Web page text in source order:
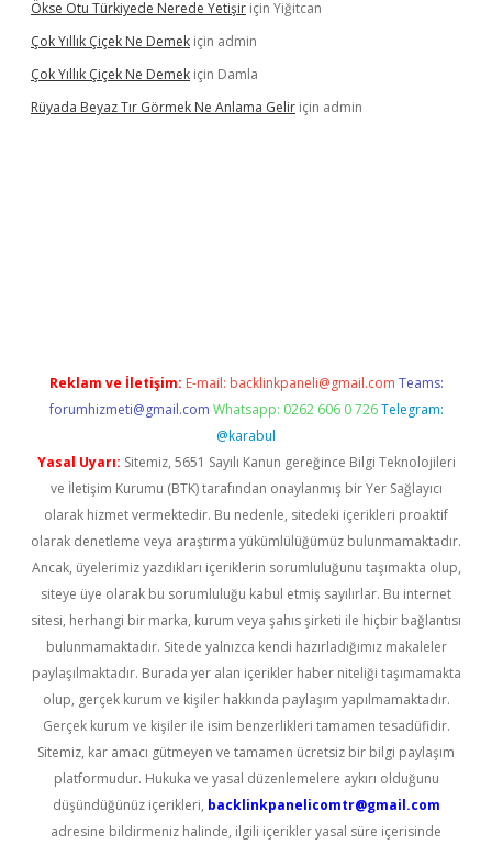
Ökse Otu Türkiyede Nerede Yetişir için Yiğitcan
Çok Yıllık Çiçek Ne Demek için admin
Çok Yıllık Çiçek Ne Demek için Damla
Rüyada Beyaz Tır Görmek Ne Anlama Gelir için admin
Reklam ve İletişim: E-mail: backlinkpaneli@gmail.com Teams:
forumhizmeti@gmail.com Whatsapp: 0262 606 0 726 Telegram:
@karabul
Yasal Uyarı: Sitemiz, 5651 Sayılı Kanun gereğince Bilgi Teknolojileri
ve İletişim Kurumu (BTK) tarafından onaylanmış bir Yer Sağlayıcı
olarak hizmet vermektedir. Bu nedenle, sitedeki içerikleri proaktif
olarak denetleme veya araştırma yükümlülüğümüz bulunmamaktadır.
Ancak, üyelerimiz yazdıkları içeriklerin sorumluluğunu taşımakta olup,
siteye üye olarak bu sorumluluğu kabul etmiş sayılırlar. Bu internet
sitesi, herhangi bir marka, kurum veya şahıs şirketi ile hiçbir bağlantısı
bulunmamaktadır. Sitede yalnızca kendi hazırladığımız makaleler
paylaşılmaktadır. Burada yer alan içerikler haber niteliği taşımamakta
olup, gerçek kurum ve kişiler hakkında paylaşım yapılmamaktadır.
Gerçek kurum ve kişiler ile isim benzerlikleri tamamen tesadüfidir.
Sitemiz, kar amacı gütmeyen ve tamamen ücretsiz bir bilgi paylaşım
platformudur. Hukuka ve yasal düzenlemelere aykırı olduğunu
düşündüğünüz içerikleri, backlinkpanelicomtr@gmail.com
adresine bildirmeniz halinde, ilgili içerikler yasal süre içerisinde